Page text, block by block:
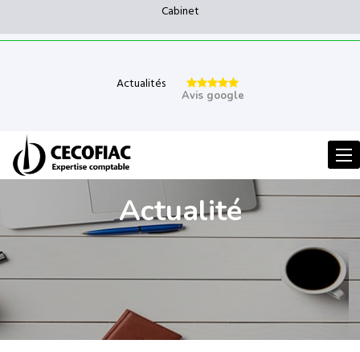
Cabinet
Actualités
Avis google
Actualité